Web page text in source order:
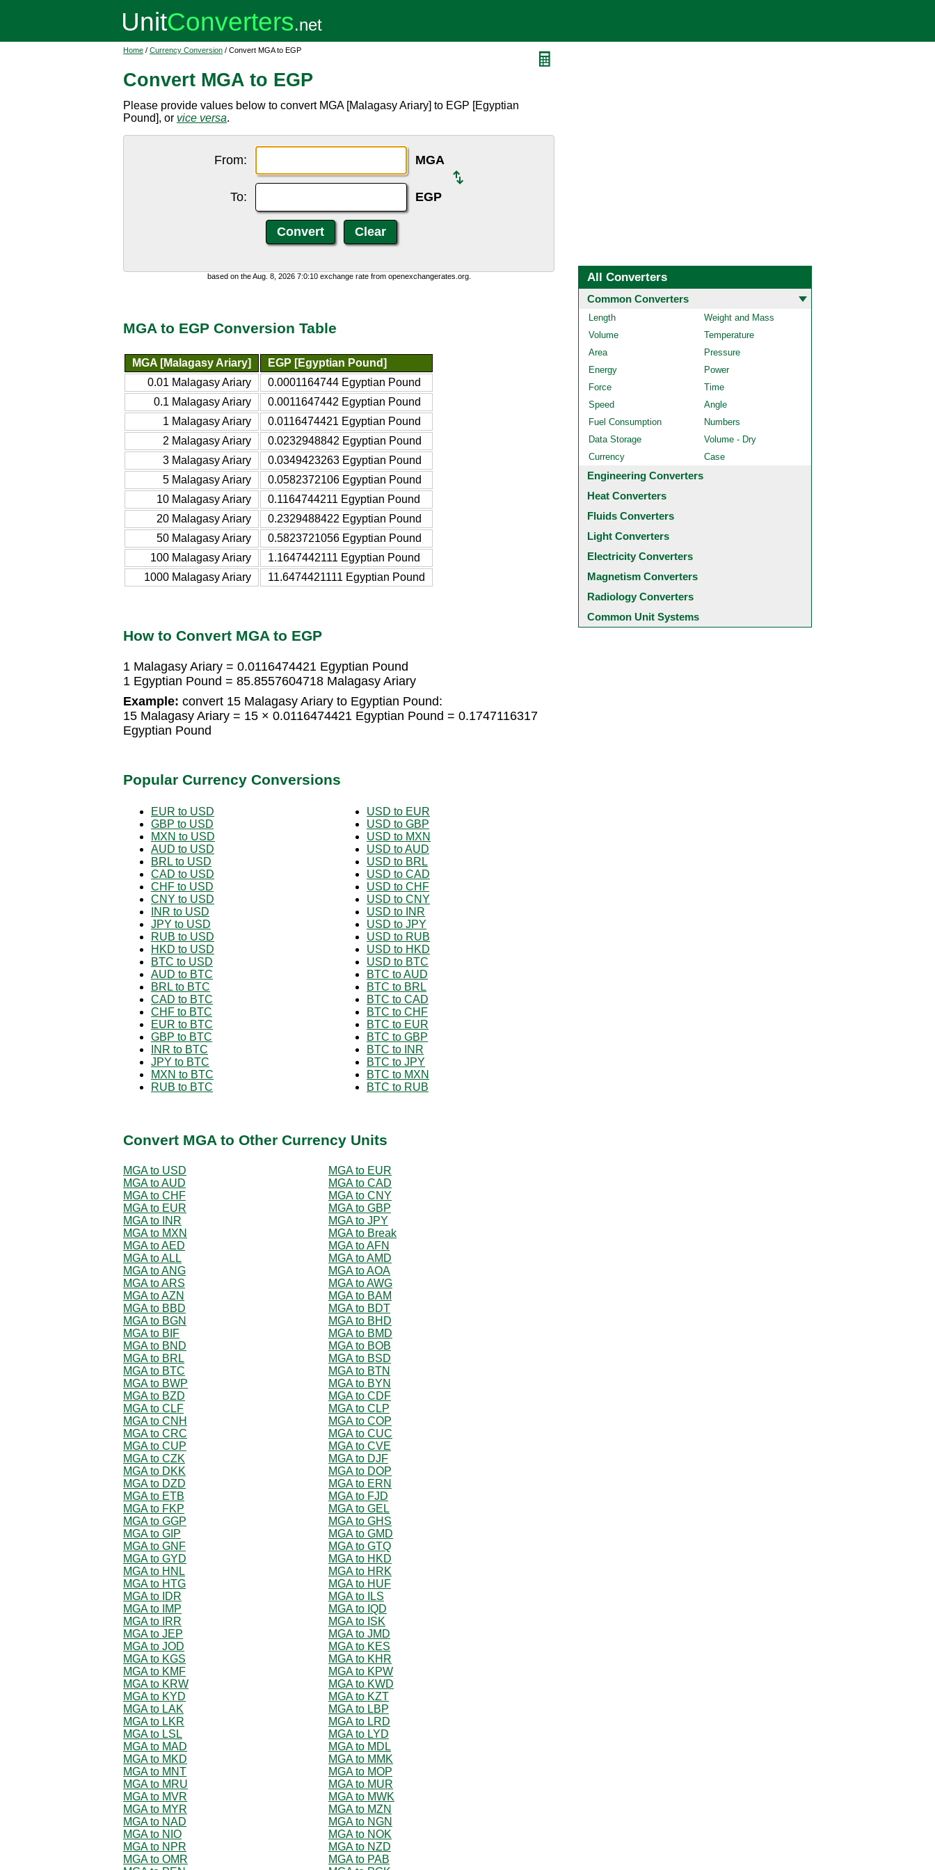
Home / Currency Conversion / Convert MGA to EGP
Convert MGA to EGP
Please provide values below to convert MGA [Malagasy Ariary] to EGP [Egyptian
Pound], or vice versa.
From: MGA
To: EGP
based on the Aug. 8, 2026 7:0:10 exchange rate from openexchangerates.org.
MGA to EGP Conversion Table
MGA [Malagasy Ariary]
EGP [Egyptian Pound]
0.01 Malagasy Ariary
0.0001164744 Egyptian Pound
0.1 Malagasy Ariary
0.0011647442 Egyptian Pound
1 Malagasy Ariary
0.0116474421 Egyptian Pound
2 Malagasy Ariary
0.0232948842 Egyptian Pound
3 Malagasy Ariary
0.0349423263 Egyptian Pound
5 Malagasy Ariary
0.0582372106 Egyptian Pound
10 Malagasy Ariary
0.1164744211 Egyptian Pound
20 Malagasy Ariary
0.2329488422 Egyptian Pound
50 Malagasy Ariary
0.5823721056 Egyptian Pound
100 Malagasy Ariary
1.1647442111 Egyptian Pound
1000 Malagasy Ariary
11.6474421111 Egyptian Pound
How to Convert MGA to EGP
1 Malagasy Ariary = 0.0116474421 Egyptian Pound
1 Egyptian Pound = 85.8557604718 Malagasy Ariary
Example: convert 15 Malagasy Ariary to Egyptian Pound:
15 Malagasy Ariary = 15 × 0.0116474421 Egyptian Pound = 0.1747116317
Egyptian Pound
Popular Currency Conversions
EUR to USD
GBP to USD
MXN to USD
AUD to USD
BRL to USD
CAD to USD
CHF to USD
CNY to USD
INR to USD
JPY to USD
RUB to USD
HKD to USD
BTC to USD
AUD to BTC
BRL to BTC
CAD to BTC
CHF to BTC
EUR to BTC
GBP to BTC
INR to BTC
JPY to BTC
MXN to BTC
RUB to BTC
USD to EUR
USD to GBP
USD to MXN
USD to AUD
USD to BRL
USD to CAD
USD to CHF
USD to CNY
USD to INR
USD to JPY
USD to RUB
USD to HKD
USD to BTC
BTC to AUD
BTC to BRL
BTC to CAD
BTC to CHF
BTC to EUR
BTC to GBP
BTC to INR
BTC to JPY
BTC to MXN
BTC to RUB
Convert MGA to Other Currency Units
MGA to USD
MGA to EUR
MGA to AUD
MGA to CAD
MGA to CHF
MGA to CNY
MGA to EUR
MGA to GBP
MGA to INR
MGA to JPY
MGA to MXN
MGA to Break
MGA to AED
MGA to AFN
MGA to ALL
MGA to AMD
MGA to ANG
MGA to AOA
MGA to ARS
MGA to AWG
MGA to AZN
MGA to BAM
MGA to BBD
MGA to BDT
MGA to BGN
MGA to BHD
MGA to BIF
MGA to BMD
MGA to BND
MGA to BOB
MGA to BRL
MGA to BSD
MGA to BTC
MGA to BTN
MGA to BWP
MGA to BYN
MGA to BZD
MGA to CDF
MGA to CLF
MGA to CLP
MGA to CNH
MGA to COP
MGA to CRC
MGA to CUC
MGA to CUP
MGA to CVE
MGA to CZK
MGA to DJF
MGA to DKK
MGA to DOP
MGA to DZD
MGA to ERN
MGA to ETB
MGA to FJD
MGA to FKP
MGA to GEL
MGA to GGP
MGA to GHS
MGA to GIP
MGA to GMD
MGA to GNF
MGA to GTQ
MGA to GYD
MGA to HKD
MGA to HNL
MGA to HRK
MGA to HTG
MGA to HUF
MGA to IDR
MGA to ILS
MGA to IMP
MGA to IQD
MGA to IRR
MGA to ISK
MGA to JEP
MGA to JMD
MGA to JOD
MGA to KES
MGA to KGS
MGA to KHR
MGA to KMF
MGA to KPW
MGA to KRW
MGA to KWD
MGA to KYD
MGA to KZT
MGA to LAK
MGA to LBP
MGA to LKR
MGA to LRD
MGA to LSL
MGA to LYD
MGA to MAD
MGA to MDL
MGA to MKD
MGA to MMK
MGA to MNT
MGA to MOP
MGA to MRU
MGA to MUR
MGA to MVR
MGA to MWK
MGA to MYR
MGA to MZN
MGA to NAD
MGA to NGN
MGA to NIO
MGA to NOK
MGA to NPR
MGA to NZD
MGA to OMR
MGA to PAB
All Converters
Common Converters
Length
Weight and Mass
Volume
Temperature
Area
Pressure
Energy
Power
Force
Time
Speed
Angle
Fuel Consumption
Numbers
Data Storage
Volume - Dry
Currency
Case
Engineering Converters
Heat Converters
Fluids Converters
Light Converters
Electricity Converters
Magnetism Converters
Radiology Converters
Common Unit Systems